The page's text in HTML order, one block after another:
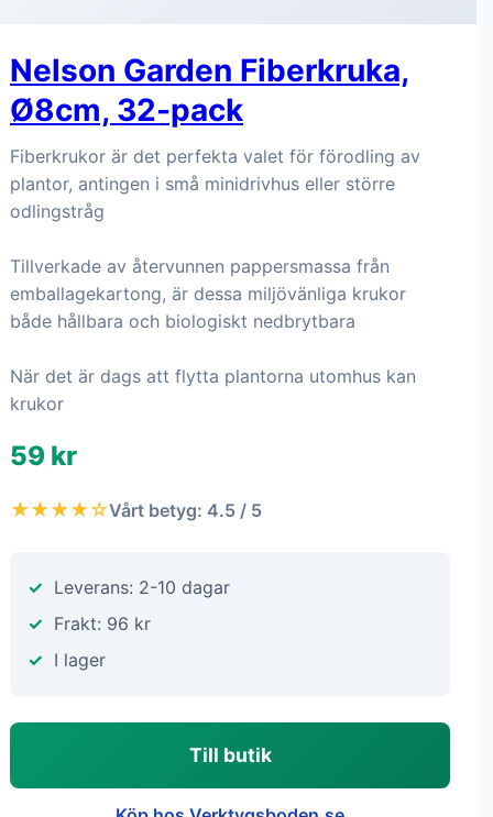
Nelson Garden Fiberkruka,
Ø8cm, 32-pack
Fiberkrukor är det perfekta valet för förodling av
plantor, antingen i små minidrivhus eller större
odlingstråg
Tillverkade av återvunnen pappersmassa från
emballagekartong, är dessa miljövänliga krukor
både hållbara och biologiskt nedbrytbara
När det är dags att flytta plantorna utomhus kan
krukor
59 kr
★★★★☆Vårt betyg: 4.5 / 5
Leverans: 2-10 dagar
Frakt: 96 kr
I lager
Till butik